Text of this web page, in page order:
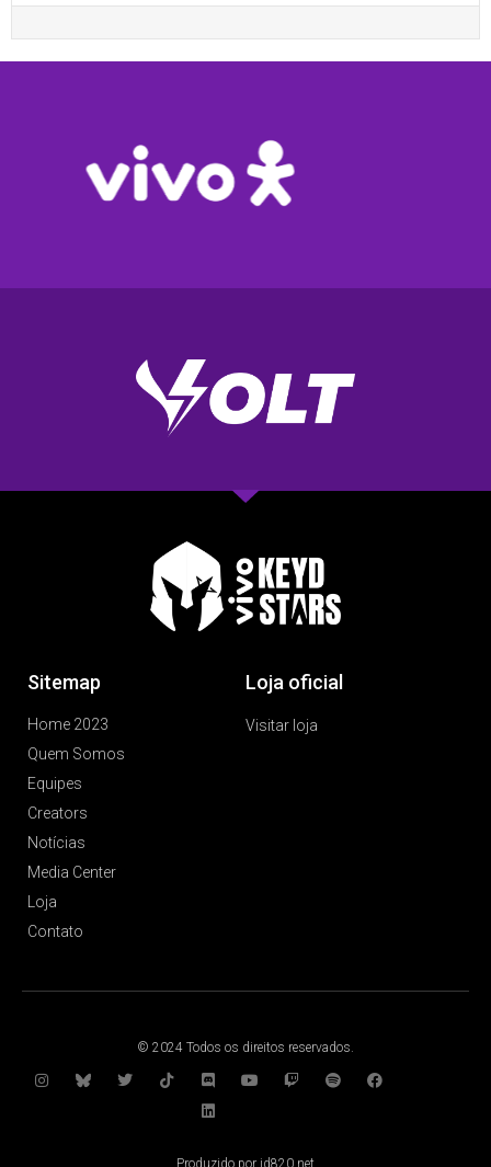
Sitemap
Home 2023
Quem Somos
Equipes
Creators
Notícias
Media Center
Loja
Contato
Loja oficial
Visitar loja
© 2024 Todos os direitos reservados.
Produzido por id820.net